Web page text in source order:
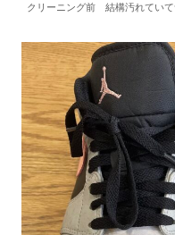
クリーニング前 結構汚れてい